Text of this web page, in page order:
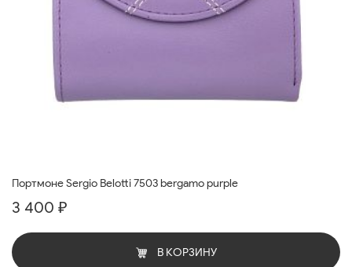
Портмоне Sergio Belotti 7503 bergamo purple
3 400 ₽
В КОРЗИНУ